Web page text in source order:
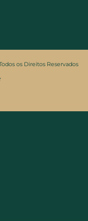
os Direitos Reservados